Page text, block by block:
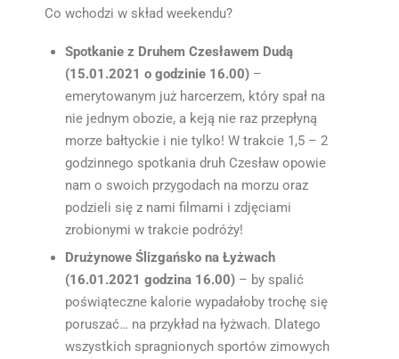
Co wchodzi w skład weekendu?
Spotkanie z Druhem Czesławem Dudą
(15.01.2021 o godzinie 16.00)–
emerytowanym już harcerzem, który spał na
nie jednym obozie, a keją nie raz przepłyną
morze bałtyckie i nie tylko! W trakcie 1,5 – 2
godzinnego spotkania druh Czesław opowie
nam o swoich przygodach na morzu oraz
podzieli się z nami filmami i zdjęciami
zrobionymi w trakcie podróży!
Drużynowe Ślizgańsko na Łyżwach
(16.01.2021 godzina 16.00)– by spalić
poświąteczne kalorie wypadałoby trochę się
poruszać… na przykład na łyżwach. Dlatego
wszystkich spragnionych sportów zimowych